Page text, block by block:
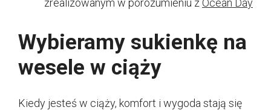
zrealizowanym w porozumieniu z Ocean Day
Wybieramy sukienkę na
wesele w ciąży
Kiedy jesteś w ciąży, komfort i wygoda stają się